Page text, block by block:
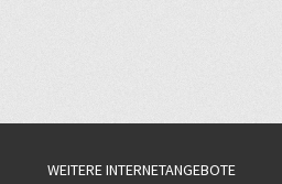
WEITERE INTERNETANGEBOTE